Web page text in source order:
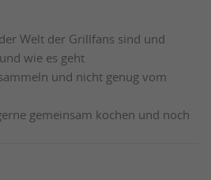
Welt der Grillfans sind und
wie es geht
und nicht genug vom
gemeinsam kochen und noch